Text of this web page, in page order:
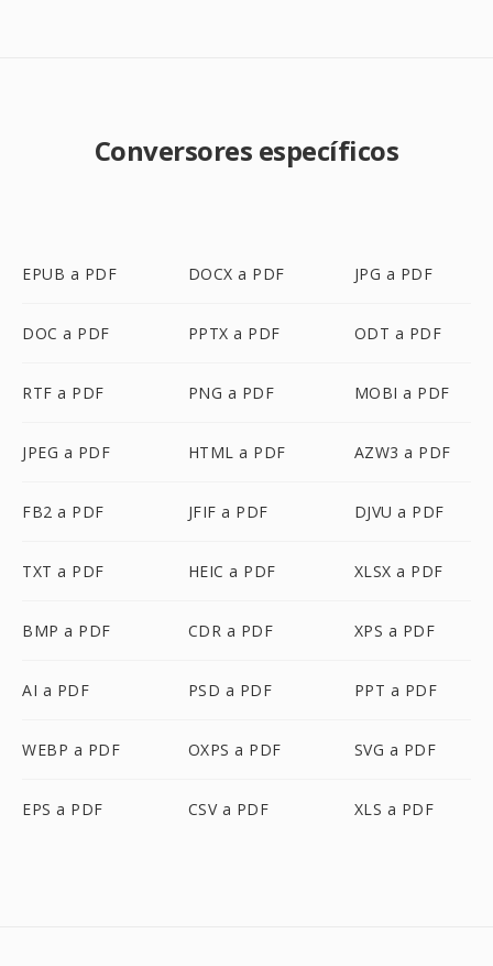
Conversores específicos
EPUB a PDF DOCX a PDF JPG a PDF
DOC a PDF PPTX a PDF ODT a PDF
RTF a PDF PNG a PDF MOBI a PDF
JPEG a PDF HTML a PDF AZW3 a PDF
FB2 a PDF JFIF a PDF DJVU a PDF
TXT a PDF HEIC a PDF XLSX a PDF
BMP a PDF CDR a PDF XPS a PDF
AI a PDF PSD a PDF PPT a PDF
WEBP a PDF OXPS a PDF SVG a PDF
EPS a PDF CSV a PDF XLS a PDF